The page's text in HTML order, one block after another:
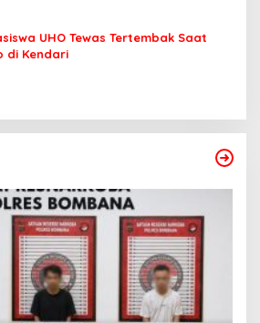
UHO Tewas Tertembak Saat
di Kendari